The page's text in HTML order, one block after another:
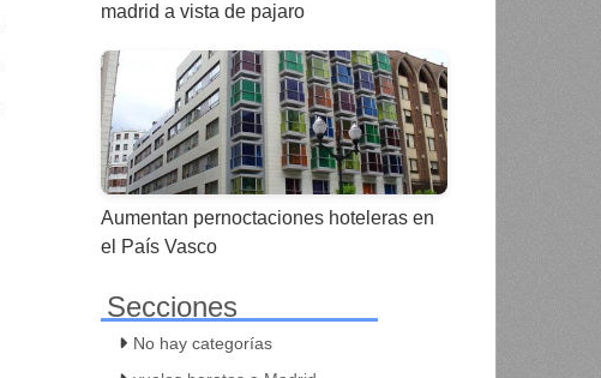
madrid a vista de pajaro
Aumentan pernoctaciones hoteleras en
el País Vasco
Secciones
No hay categorías